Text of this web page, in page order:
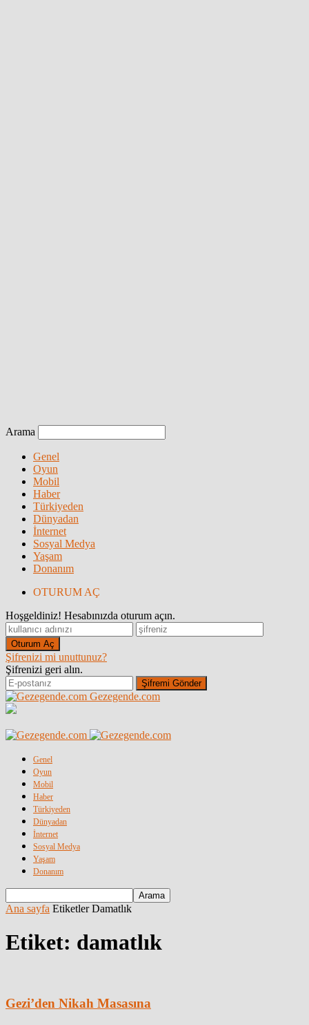
Arama
Genel
Oyun
Mobil
Haber
Türkiyeden
Dünyadan
İnternet
Sosyal Medya
Yaşam
Donanım
OTURUM AÇ
Hoşgeldiniz! Hesabınızda oturum açın.
Şifrenizi mi unuttunuz?
Şifrenizi geri alın.
Gezegende.com
Genel
Oyun
Mobil
Haber
Türkiyeden
Dünyadan
İnternet
Sosyal Medya
Yaşam
Donanım
Ana sayfa Etiketler Damatlık
Etiket: damatlık
Gezi’den Nikah Masasına